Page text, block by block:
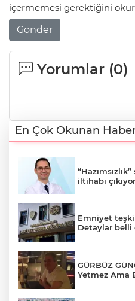
içermemesi gerektiğini
Gönder
Yorumlar (0)
En Çok Okunan
iltihabı çıkıyor
Emniyet
Detaylar belli
GÜRBÜZ
Yetmez Ama